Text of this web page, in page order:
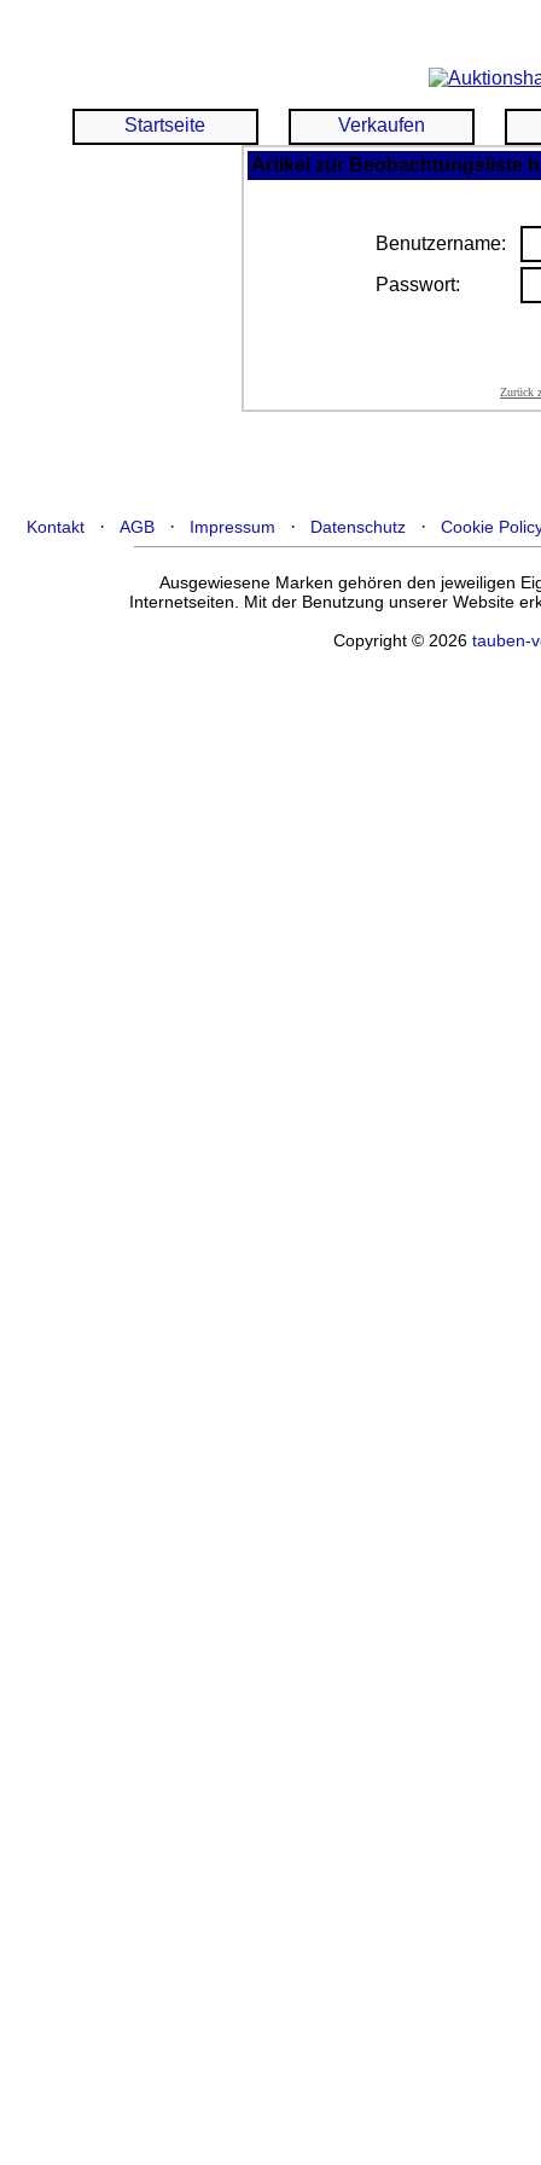
Startseite
Verkaufen
Artikel zur Beobachtungsliste
Benutzername:
Passwort:
Zurück
Kontakt ·AGB · Impressum · Datenschutz ·Cookie
Ausgewiesene Marken gehören den jeweiligen
Internetseiten. Mit der Benutzung unserer Website
Copyright © 2026tauben-